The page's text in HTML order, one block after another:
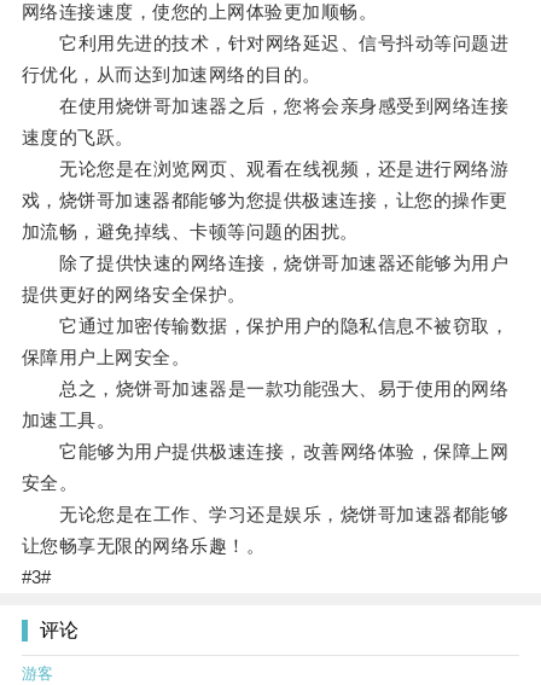
网络连接速度，使您的上网体验更加顺畅。
它利用先进的技术，针对网络延迟、信号抖动等问题进
行优化，从而达到加速网络的目的。
在使用烧饼哥加速器之后，您将会亲身感受到网络连接
速度的飞跃。
无论您是在浏览网页、观看在线视频，还是进行网络游
戏，烧饼哥加速器都能够为您提供极速连接，让您的操作更
加流畅，避免掉线、卡顿等问题的困扰。
除了提供快速的网络连接，烧饼哥加速器还能够为用户
提供更好的网络安全保护。
它通过加密传输数据，保护用户的隐私信息不被窃取，
保障用户上网安全。
总之，烧饼哥加速器是一款功能强大、易于使用的网络
加速工具。
它能够为用户提供极速连接，改善网络体验，保障上网
安全。
无论您是在工作、学习还是娱乐，烧饼哥加速器都能够
让您畅享无限的网络乐趣！。
#3#
评论
游客